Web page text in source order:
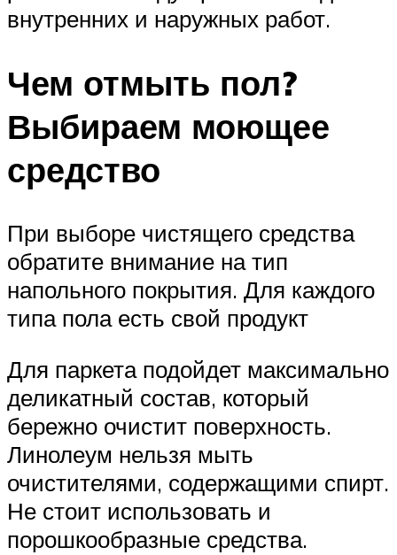
внутренних и наружных работ.
Чем отмыть пол?
Выбираем моющее
средство
При выборе чистящего средства
обратите внимание на тип
напольного покрытия. Для каждого
типа пола есть свой продукт
Для паркета подойдет максимально
деликатный состав, который
бережно очистит поверхность.
Линолеум нельзя мыть
очистителями, содержащими спирт.
Не стоит использовать и
порошкообразные средства.